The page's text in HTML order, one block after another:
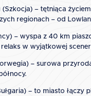
(Szkocja) – tętniąca
regionach – od
– wyspa z 40 km
w wyjątkowej
– surowa
– to miasto łączy